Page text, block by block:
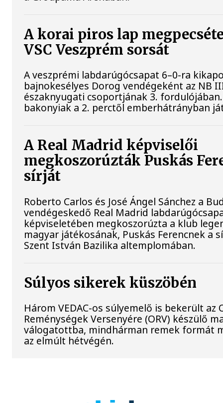
A korai piros lap
VSC Veszprém sorsát
A veszprémi labdarúgócsapat 6–0-ra
bajnokesélyes Dorog vendégeként az NB
északnyugati csoportjának 3.
bakonyiak a 2. perctől emberhátrányban
A Real Madrid képviselői
megkoszorúzták Puskás
sírját
Roberto Carlos és José Ángel Sánchez a
vendégeskedő Real Madrid
képviseletében megkoszorúzta a klub
magyar játékosának, Puskás Ferencnek a
Szent István Bazilika altemplomában.
Súlyos sikerek küszöbén
Három VEDAC-os súlyemelő is bekerült az
Reménységek Versenyére (ORV) készülő
válogatottba, mindhárman remek formát
az elmúlt hétvégén.